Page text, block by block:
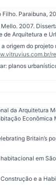
Paraibuna,
Mello. 2007.
de Arquitetura e
origem do
planos
da Arquitetura
Econômica
Britain’s
em
e a